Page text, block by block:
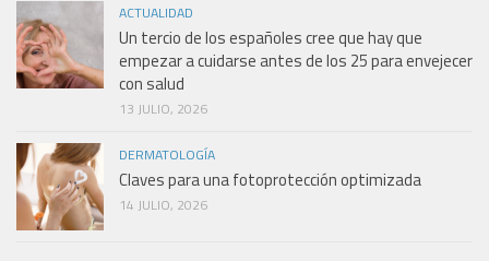
ACTUALIDAD
Un tercio de los españoles cree que hay que
empezar a cuidarse antes de los 25 para envejecer
con salud
13 JULIO, 2026
DERMATOLOGÍA
Claves para una fotoprotección optimizada
14 JULIO, 2026